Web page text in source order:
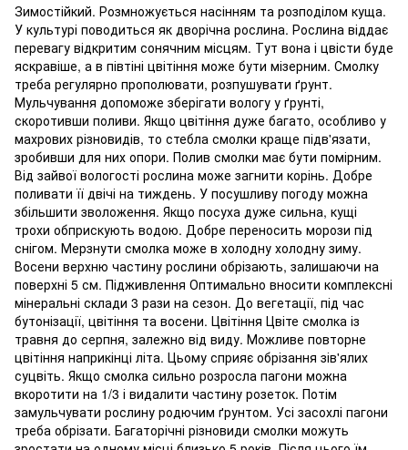
Зимостійкий. Розмножується насінням та розподілом куща.
У культурі поводиться як дворічна рослина. Рослина віддає
перевагу відкритим сонячним місцям. Тут вона і цвісти буде
яскравіше, а в півтіні цвітіння може бути мізерним. Смолку
треба регулярно прополювати, розпушувати ґрунт.
Мульчування допоможе зберігати вологу у ґрунті,
скоротивши поливи. Якщо цвітіння дуже багато, особливо у
махрових різновидів, то стебла смолки краще підв'язати,
зробивши для них опори. Полив смолки має бути помірним.
Від зайвої вологості рослина може загнити корінь. Добре
поливати її двічі на тиждень. У посушливу погоду можна
збільшити зволоження. Якщо посуха дуже сильна, кущі
трохи обприскують водою. Добре переносить морози під
снігом. Мерзнути смолка може в холодну холодну зиму.
Восени верхню частину рослини обрізають, залишаючи на
поверхні 5 см. Підживлення Оптимально вносити комплексні
мінеральні склади 3 рази на сезон. До вегетації, під час
бутонізації, цвітіння та восени. Цвітіння Цвіте смолка із
травня до серпня, залежно від виду. Можливе повторне
цвітіння наприкінці літа. Цьому сприяє обрізання зів'ялих
суцвіть. Якщо смолка сильно розросла пагони можна
вкоротити на 1/3 і видалити частину розеток. Потім
замульчувати рослину родючим ґрунтом. Усі засохлі пагони
треба обрізати. Багаторічні різновиди смолки можуть